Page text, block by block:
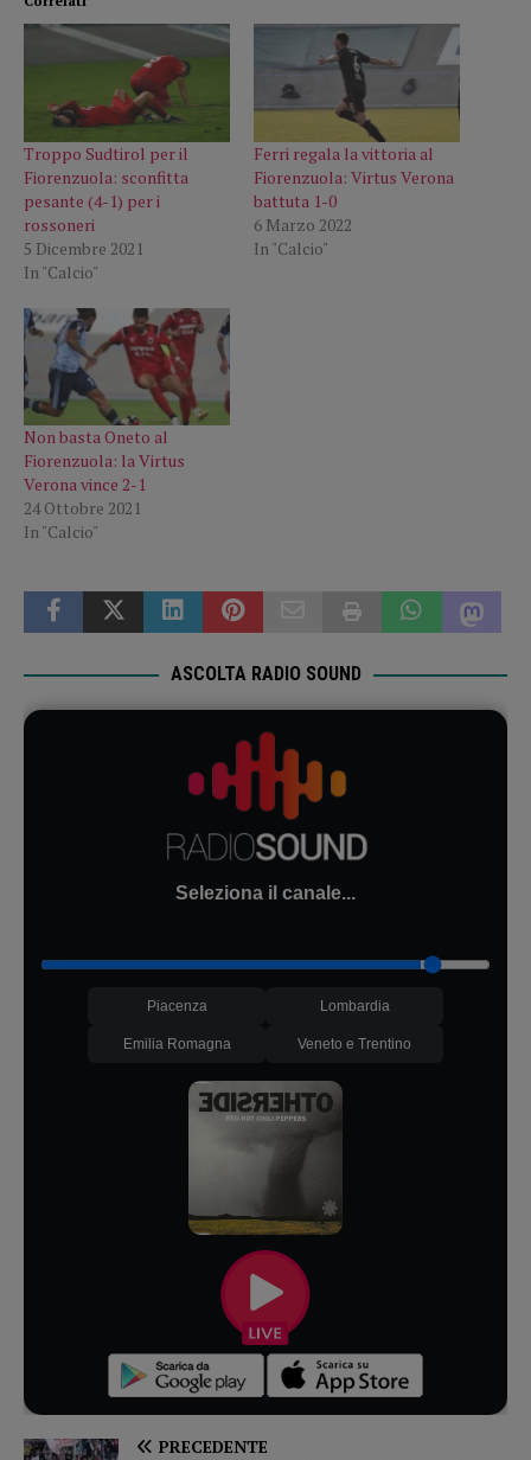
Troppo Sudtirol per il
Fiorenzuola: sconfitta
pesante (4-1) per i
rossoneri
5 Dicembre 2021
In "Calcio"
Ferri regala la vittoria al
Fiorenzuola: Virtus Verona
battuta 1-0
6 Marzo 2022
In "Calcio"
Non basta Oneto al
Fiorenzuola: la Virtus
Verona vince 2-1
24 Ottobre 2021
In "Calcio"
ASCOLTA RADIO SOUND
Seleziona il canale...
Piacenza Lombardia
Emilia Romagna Veneto e Trentino
PRECEDENTE